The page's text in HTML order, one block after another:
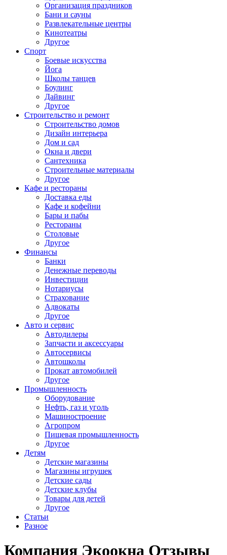
Организация праздников
Бани и сауны
Развлекательные центры
Кинотеатры
Другое
Спорт
Боевые искусства
Йога
Школы танцев
Боулинг
Дайвинг
Другое
Строительство и ремонт
Строительство домов
Дизайн интерьера
Дом и сад
Окна и двери
Сантехника
Строительные материалы
Другое
Кафе и рестораны
Доставка еды
Кафе и кофейни
Бары и пабы
Рестораны
Столовые
Другое
Финансы
Банки
Денежные переводы
Инвестиции
Нотариусы
Страхование
Адвокаты
Другое
Авто и сервис
Автодилеры
Запчасти и аксессуары
Автосервисы
Автошколы
Прокат автомобилей
Другое
Промышленность
Оборудование
Нефть, газ и уголь
Машиностроение
Агропром
Пищевая промышленность
Другое
Детям
Детские магазины
Магазины игрушек
Детские сады
Детские клубы
Товары для детей
Другое
Статьи
Разное
Компания Экоокна Отзывы